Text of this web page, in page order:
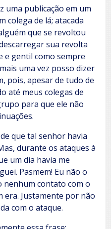
uma publicação em um
colega de lá; atacada
que se revoltou
sua revolta
e gentil como sempre
uma vez posso dizer
pois, apesar de tudo de
até meus colegas de
para que ele não
que tal senhor havia
durante os ataques à
um dia havia me
Pasmem! Eu não o
nenhum contato com o
era. Justamente por não
com o ataque.